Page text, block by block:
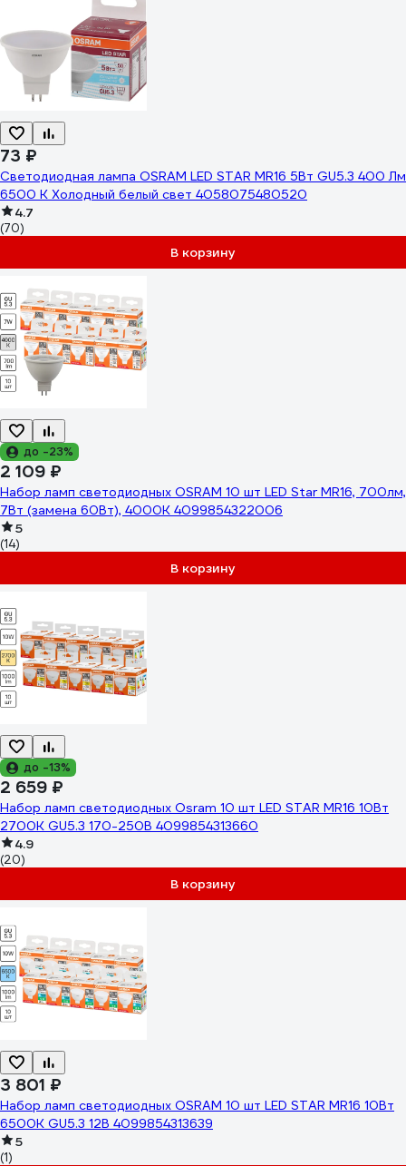
73 ₽
Светодиодная лампа OSRAM LED STAR MR16 5Вт GU5.3 400 Лм
6500 К Холодный белый свет 4058075480520
4.7
(70)
В корзину
до -23%
2 109 ₽
Набор ламп светодиодных OSRAM 10 шт LED Star MR16, 700лм,
7Вт (замена 60Вт), 4000К 4099854322006
5
(14)
В корзину
до -13%
2 659 ₽
Набор ламп светодиодных Osram 10 шт LED STAR MR16 10Вт
2700К GU5.3 170-250В 4099854313660
4.9
(20)
В корзину
3 801 ₽
Набор ламп светодиодных OSRAM 10 шт LED STAR MR16 10Вт
6500К GU5.3 12В 4099854313639
5
(1)